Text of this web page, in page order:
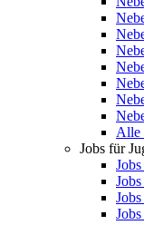
Alle
Jobs für